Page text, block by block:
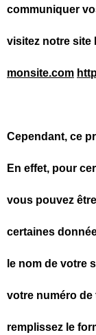
communiquer
visitez notre site
monsite.com
Cependant, ce
En effet, pour
vous pouvez
certaines
le nom de votre
votre numéro de
remplissez le